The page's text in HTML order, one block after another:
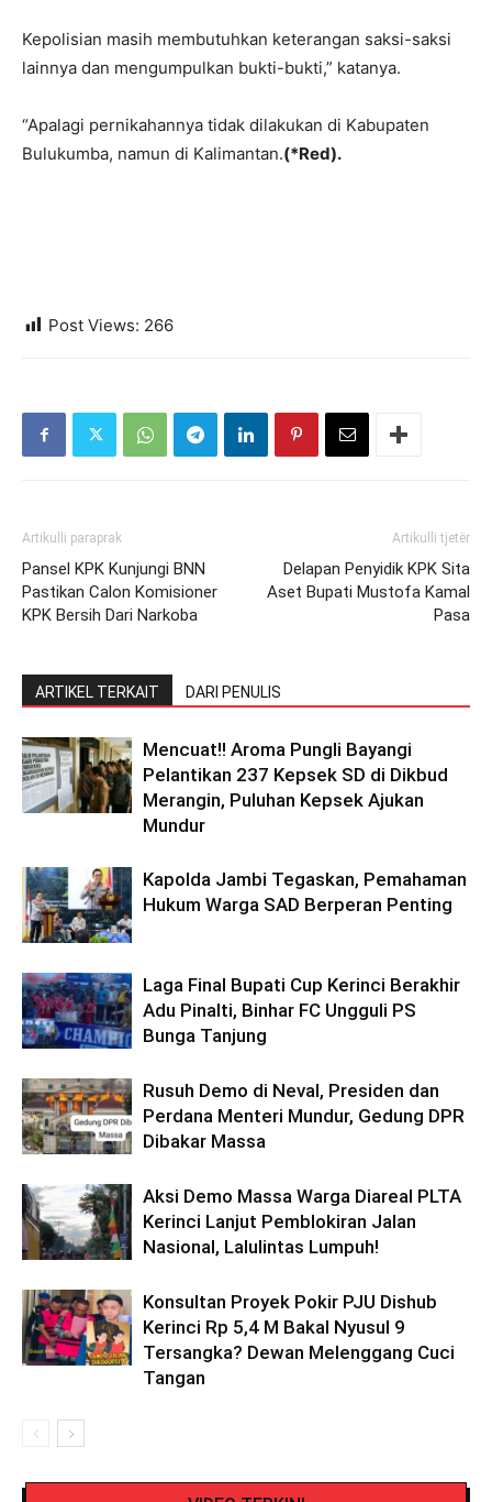
Kepolisian masih membutuhkan keterangan saksi-saksi
lainnya dan mengumpulkan bukti-bukti,” katanya.
“Apalagi pernikahannya tidak dilakukan di Kabupaten
Bulukumba, namun di Kalimantan.(*Red).
Post Views: 266
Artikulli paraprak
Pansel KPK Kunjungi BNN
Pastikan Calon Komisioner
KPK Bersih Dari Narkoba
Artikulli tjetër
Delapan Penyidik KPK Sita
Aset Bupati Mustofa Kamal
Pasa
ARTIKEL TERKAIT DARI PENULIS
Mencuat!! Aroma Pungli Bayangi
Pelantikan 237 Kepsek SD di Dikbud
Merangin, Puluhan Kepsek Ajukan
Mundur
Kapolda Jambi Tegaskan, Pemahaman
Hukum Warga SAD Berperan Penting
Laga Final Bupati Cup Kerinci Berakhir
Adu Pinalti, Binhar FC Ungguli PS
Bunga Tanjung
Rusuh Demo di Neval, Presiden dan
Perdana Menteri Mundur, Gedung DPR
Dibakar Massa
Aksi Demo Massa Warga Diareal PLTA
Kerinci Lanjut Pemblokiran Jalan
Nasional, Lalulintas Lumpuh!
Konsultan Proyek Pokir PJU Dishub
Kerinci Rp 5,4 M Bakal Nyusul 9
Tersangka? Dewan Melenggang Cuci
Tangan
Video Detik Evakuasi Jasad Iglesias di Gunung
Lantas Polres Kerinci Beri Pengendara Segelas